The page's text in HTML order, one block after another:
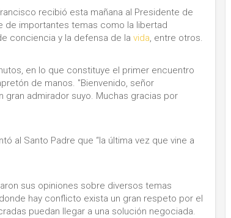
recibió esta mañana al Presidente de
de importantes temas como la libertad
conciencia y la defensa de la vida, entre otros.
en lo que constituye el primer encuentro
de manos. "Bienvenido, señor
gran admirador suyo. Muchas gracias por
al Santo Padre que “la última vez que vine a
sus opiniones sobre diversos temas
hay conflicto exista un gran respeto por el
puedan llegar a una solución negociada.